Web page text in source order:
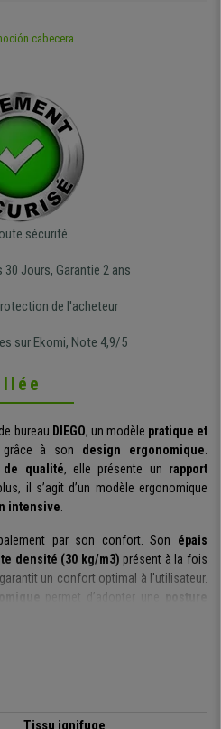
sécurité
Jours, Garantie 2 ans
de l'acheteur
sur Ekomi, Note 4,9/5
bureau DIEGO, un modèle pratique et
grâce à son design ergonomique.
de qualité, elle présente un rapport
il s’agit d’un modèle ergonomique
intensive.
par son confort. Son épais
densité (30 kg/m3) présent à la fois
un confort optimal à l'utilisateur.
permet d’adopter une
posture
de laisser le dossier fixe, mobile
convient le mieux. Toutes ces
Tissu ignifuge